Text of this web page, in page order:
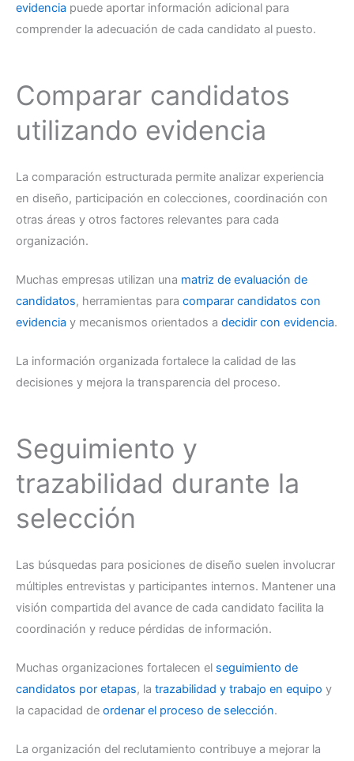
evidencia puede aportar información adicional para
comprender la adecuación de cada candidato al puesto.
Comparar candidatos
utilizando evidencia
La comparación estructurada permite analizar experiencia
en diseño, participación en colecciones, coordinación con
otras áreas y otros factores relevantes para cada
organización.
Muchas empresas utilizan una matriz de evaluación de
candidatos, herramientas para comparar candidatos con
evidencia y mecanismos orientados a decidir con evidencia.
La información organizada fortalece la calidad de las
decisiones y mejora la transparencia del proceso.
Seguimiento y
trazabilidad durante la
selección
Las búsquedas para posiciones de diseño suelen involucrar
múltiples entrevistas y participantes internos. Mantener una
visión compartida del avance de cada candidato facilita la
coordinación y reduce pérdidas de información.
Muchas organizaciones fortalecen el seguimiento de
candidatos por etapas, la trazabilidad y trabajo en equipo y
la capacidad de ordenar el proceso de selección.
La organización del reclutamiento contribuye a mejorar la